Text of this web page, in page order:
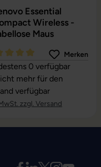
5 von 5 Sternen
Essential
Wireless -
Maus
Bewertung
Merken
0 verfügbar
mehr für den
verfügbar
zzgl. Versand